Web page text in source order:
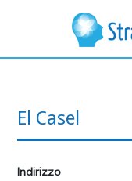
El Casel
Indirizzo